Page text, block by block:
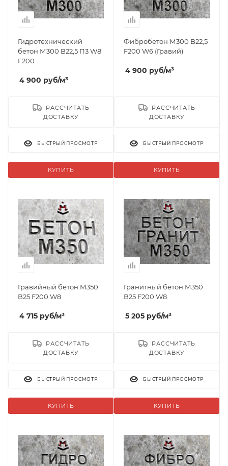
Гидротехнический
бетон М300 B22,5 П3 W8
F200
4 900 руб/м³
КУПИТЬ
РАССЧИТАТЬ
ДОСТАВКУ
БЫСТРЫЙ ПРОСМОТР
Фибробетон М300 B22,5
F200 W6 (Гравий)
4 900 руб/м³
КУПИТЬ
РАССЧИТАТЬ
ДОСТАВКУ
БЫСТРЫЙ ПРОСМОТР
Гравийный бетон М350
B25 F200 W8
4 715 руб/м³
КУПИТЬ
РАССЧИТАТЬ
ДОСТАВКУ
БЫСТРЫЙ ПРОСМОТР
Гранитный бетон М350
B25 F200 W8
5 205 руб/м³
КУПИТЬ
РАССЧИТАТЬ
ДОСТАВКУ
БЫСТРЫЙ ПРОСМОТР